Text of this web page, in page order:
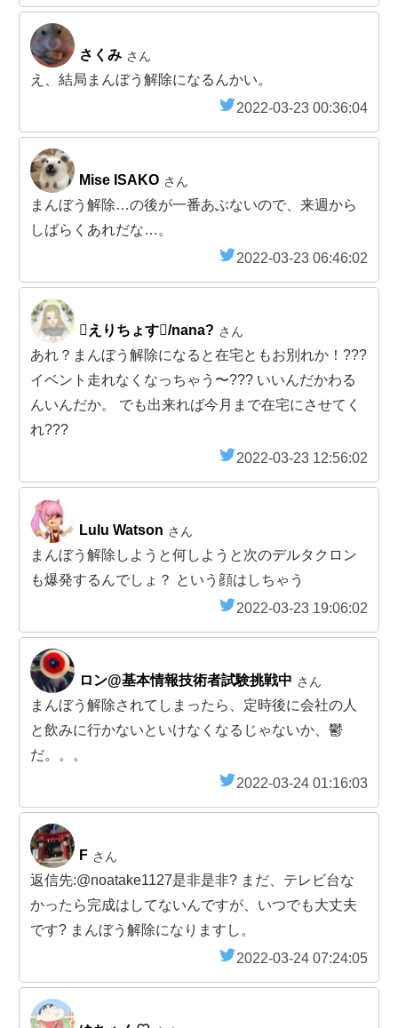
さくみ さん
え、結局まんぼう解除になるんかい。
2022-03-23 00:36:04
Mise ISAKO さん
まんぼう解除…の後が一番あぶないので、来週から
しばらくあれだな…。
2022-03-23 06:46:02
えりちょす/nana? さん
あれ？まんぼう解除になると在宅ともお別れか！???
イベント走れなくなっちゃう〜??? いいんだかわる
んいんだか。 でも出来れば今月まで在宅にさせてく
れ???
2022-03-23 12:56:02
Lulu Watson さん
まんぼう解除しようと何しようと次のデルタクロン
も爆発するんでしょ？ という顔はしちゃう
2022-03-23 19:06:02
ロン@基本情報技術者試験挑戦中 さん
まんぼう解除されてしまったら、定時後に会社の人
と飲みに行かないといけなくなるじゃないか、鬱
だ。。。
2022-03-24 01:16:03
F さん
返信先:@noatake1127是非是非? まだ、テレビ台な
かったら完成はしてないんですが、いつでも大丈夫
です? まんぼう解除になりますし。
2022-03-24 07:24:05